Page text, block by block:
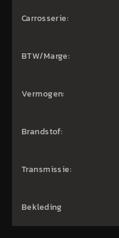
Carrosserie:
BTW/Marge:
Vermogen:
Brandstof:
Transmissie:
Bekleding